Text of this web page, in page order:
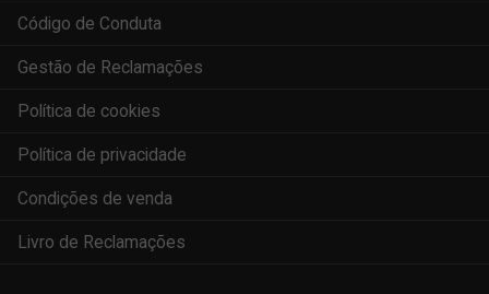
Código de Conduta
Gestão de Reclamações
Política de cookies
Política de privacidade
Condições de venda
Livro de Reclamações